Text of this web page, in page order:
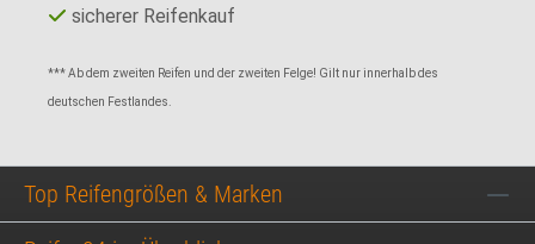
sicherer Reifenkauf
*** Ab dem zweiten Reifen und der zweiten Felge! Gilt nur innerhalb des
deutschen Festlandes.
Top Reifengrößen & Marken